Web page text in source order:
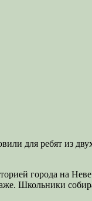
для ребят из
города на
Школьники